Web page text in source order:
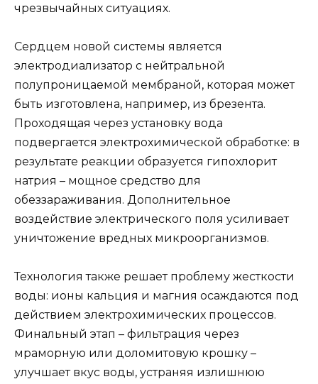
чрезвычайных ситуациях.
Сердцем новой системы является
электродиализатор с нейтральной
полупроницаемой мембраной, которая может
быть изготовлена, например, из брезента.
Проходящая через установку вода
подвергается электрохимической обработке: в
результате реакции образуется гипохлорит
натрия – мощное средство для
обеззараживания. Дополнительное
воздействие электрического поля усиливает
уничтожение вредных микроорганизмов.
Технология также решает проблему жесткости
воды: ионы кальция и магния осаждаются под
действием электрохимических процессов.
Финальный этап – фильтрация через
мраморную или доломитовую крошку –
улучшает вкус воды, устраняя излишнюю